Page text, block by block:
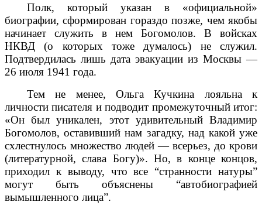
Полк, который указан в «официальной»
биографии, сформирован гораздо позже, чем якобы
начинает служить в нем Богомолов. В войсках
НКВД (о которых тоже думалось) не служил.
Подтвердилась лишь дата эвакуации из Москвы —
26 июля 1941 года.
Тем не менее, Ольга Кучкина лояльна к
личности писателя и подводит промежуточный итог:
«Он был уникален, этот удивительный Владимир
Богомолов, оставивший нам загадку, над какой уже
схлестнулось множество людей — всерьез, до крови
(литературной, слава Богу)». Но, в конце концов,
приходил к выводу, что все “странности натуры”
могут быть объяснены “автобиографией
вымышленного лица”.